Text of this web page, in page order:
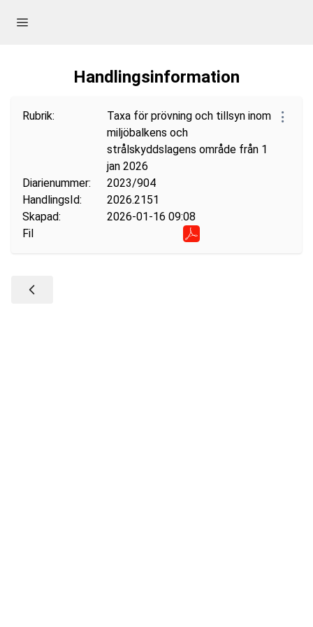
Handlingsinformation
Rubrik:
Taxa för prövning och tillsyn inom
miljöbalkens och
strålskyddslagens område från 1
jan 2026
Diarienummer:
2023/904
HandlingsId:
2026.2151
Skapad:
2026-01-16 09:08
Fil